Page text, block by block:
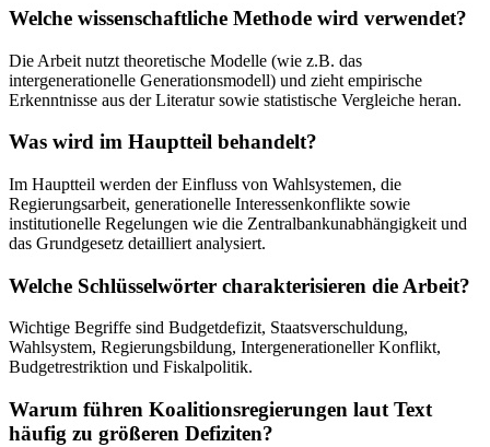
Welche wissenschaftliche Methode wird verwendet?
Die Arbeit nutzt theoretische Modelle (wie z.B. das
intergenerationelle Generationsmodell) und zieht empirische
Erkenntnisse aus der Literatur sowie statistische Vergleiche heran.
Was wird im Hauptteil behandelt?
Im Hauptteil werden der Einfluss von Wahlsystemen, die
Regierungsarbeit, generationelle Interessenkonflikte sowie
institutionelle Regelungen wie die Zentralbankunabhängigkeit und
das Grundgesetz detailliert analysiert.
Welche Schlüsselwörter charakterisieren die Arbeit?
Wichtige Begriffe sind Budgetdefizit, Staatsverschuldung,
Wahlsystem, Regierungsbildung, Intergenerationeller Konflikt,
Budgetrestriktion und Fiskalpolitik.
Warum führen Koalitionsregierungen laut Text
häufig zu größeren Defiziten?